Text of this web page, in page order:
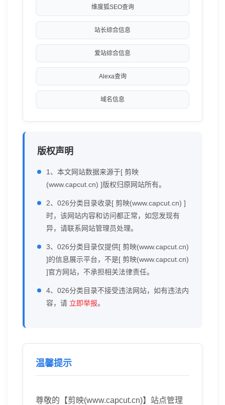
维度狐SEO查询
站长综合信息
爱站综合信息
Alexa查询
域名信息
版权声明
1、本文网站数据来源于[ 剪映
(www.capcut.cn) ]版权归原网站所有。
2、026分类目录收录[ 剪映(www.capcut.cn) ]
时，该网站内容和访问都正常，如您发现有
异，请联系网站管理员处理。
3、026分类目录仅提供[ 剪映(www.capcut.cn)
]的信息展示平台，不是[ 剪映(www.capcut.cn)
]官方网站，不承担相关法律责任。
4、026分类目录不接受违法网站，如有违法内
容，请 立即举报。
温馨提示
尊敬的【剪映(www.capcut.cn)】站点管理